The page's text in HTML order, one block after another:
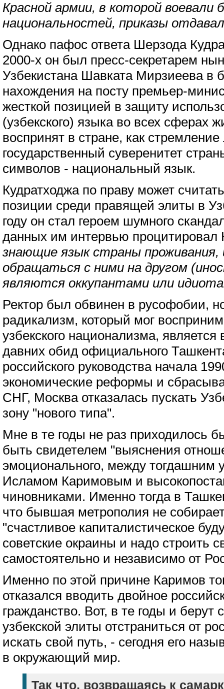
Красной армии, в которой воевали
национальностей, приказы
Однако пафос ответа Шерзода
2000-х он был пресс-секретарем
Узбекистана Шавката Мирзиеева в
нахождения на посту премьер-
жесткой позицией в защиту
(узбекского) языка во всех сферах
воспринят в стране, как
государственный суверенитет
символов - национальный язык.
Кудратходжа по праву может
позиции среди правящей элиты в
году он стал героем шумного
данных им интервью процитировал
знающие язык страны
обращаться с ними на другом
являются оккупантами или
Ректор был обвинен в русофобии,
радикализм, который мог
узбекского национализма,
давних обид официального
российского руководства начала
экономические реформы и
СНГ, Москва отказалась пускать
зону "нового типа".
Мне в те годы не раз приходилось
быть свидетелем "выяснения
эмоционального, между тогдашним
Исламом Каримовым и
чиновниками. Именно тогда в
что бывшая метрополия не
"счастливое капиталистическое
советские окраины и надо строить
самостоятельно и независимо от
Именно по этой причине Каримов
отказался вводить двойное
гражданство. Вот, в те годы и берут
узбекской элиты отстраниться от
искать свой путь, - сегодня его
в окружающий мир.
Так что, возвращаясь к